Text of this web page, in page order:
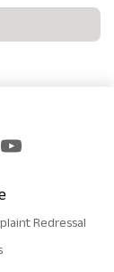
Redressal